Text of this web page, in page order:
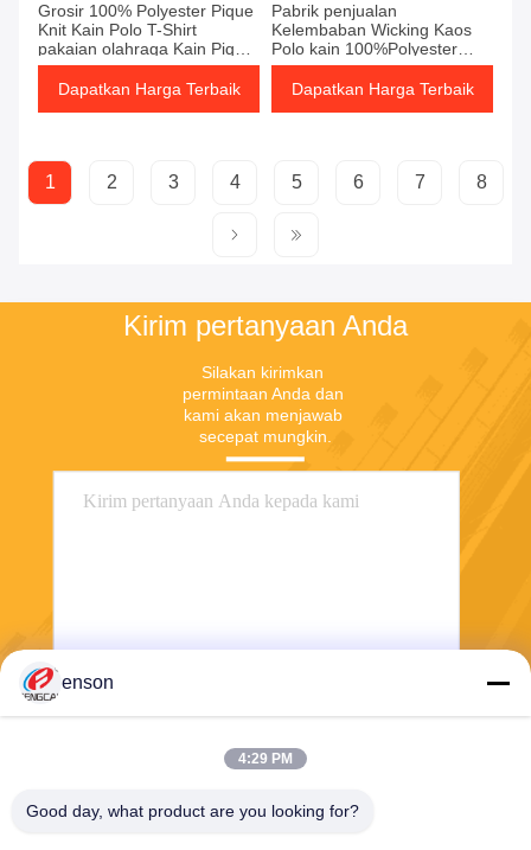
Grosir 100% Polyester Pique
Knit Kain Polo T-Shirt
pakaian olahraga Kain Pique
Knit Kain
Dapatkan Harga Terbaik
Pabrik penjualan
Kelembaban Wicking Kaos
Polo kain 100%Polyester
220Gsm Kaos Polo Kain
Pique Rib Merapikan Kain
Dapatkan Harga Terbaik
1 2 3 4 5 6 7 8
Kirim pertanyaan Anda
Silakan kirimkan
permintaan Anda dan
kami akan menjawab
secepat mungkin.
Mengirim
enson
4:29 PM
Good day, what product are you looking for?